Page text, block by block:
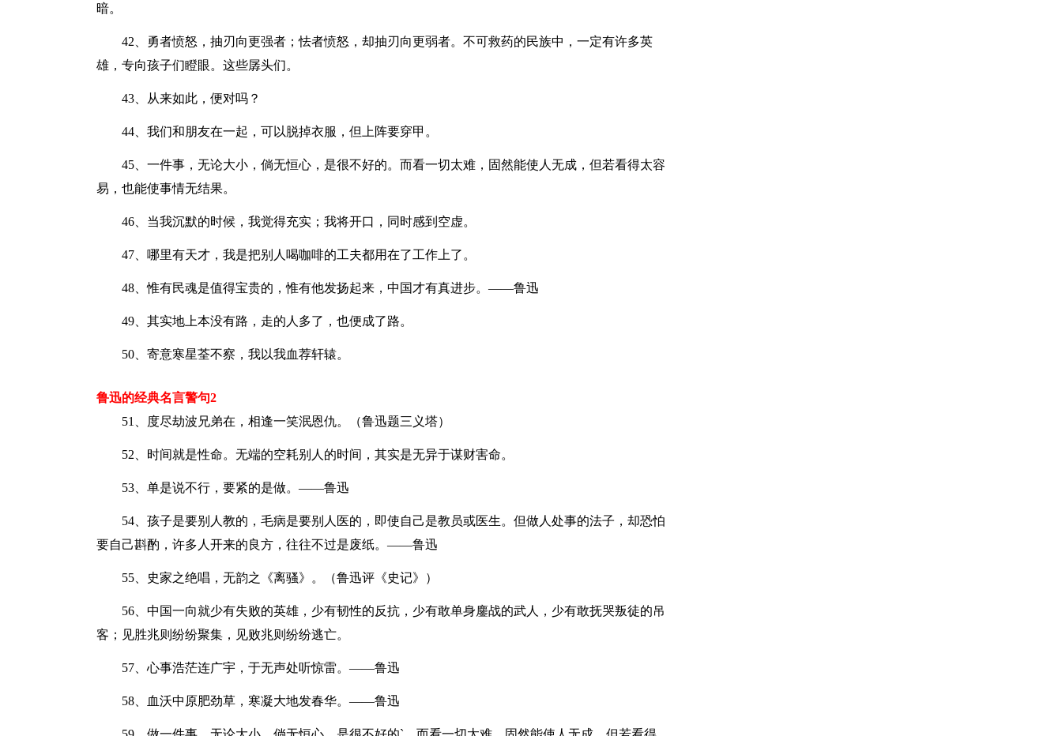
暗。
42、勇者愤怒，抽刃向更强者；怯者愤怒，却抽刃向更弱者。不可救药的民族中，一定有许多英
雄，专向孩子们瞪眼。这些孱头们。
43、从来如此，便对吗？
44、我们和朋友在一起，可以脱掉衣服，但上阵要穿甲。
45、一件事，无论大小，倘无恒心，是很不好的。而看一切太难，固然能使人无成，但若看得太容
易，也能使事情无结果。
46、当我沉默的时候，我觉得充实；我将开口，同时感到空虚。
47、哪里有天才，我是把别人喝咖啡的工夫都用在了工作上了。
48、惟有民魂是值得宝贵的，惟有他发扬起来，中国才有真进步。——鲁迅
49、其实地上本没有路，走的人多了，也便成了路。
50、寄意寒星荃不察，我以我血荐轩辕。
鲁迅的经典名言警句2
51、度尽劫波兄弟在，相逢一笑泯恩仇。（鲁迅题三义塔）
52、时间就是性命。无端的空耗别人的时间，其实是无异于谋财害命。
53、单是说不行，要紧的是做。——鲁迅
54、孩子是要别人教的，毛病是要别人医的，即使自己是教员或医生。但做人处事的法子，却恐怕
要自己斟酌，许多人开来的良方，往往不过是废纸。——鲁迅
55、史家之绝唱，无韵之《离骚》。（鲁迅评《史记》）
56、中国一向就少有失败的英雄，少有韧性的反抗，少有敢单身鏖战的武人，少有敢抚哭叛徒的吊
客；见胜兆则纷纷聚集，见败兆则纷纷逃亡。
57、心事浩茫连广宇，于无声处听惊雷。——鲁迅
58、血沃中原肥劲草，寒凝大地发春华。——鲁迅